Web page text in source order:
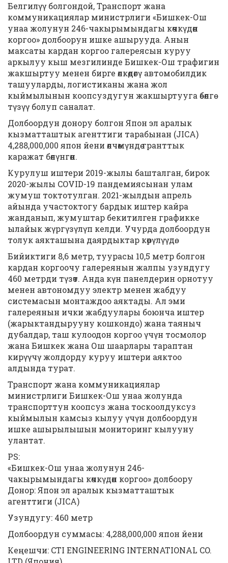
Белгилүү болгондой, Транспорт жана
коммуникациялар министрлиги «Бишкек-Ош
унаа жолунун 246-чакырымындагы көчкүдөн
коргоо» долбоорун ишке ашырууда. Анын
максаты кардан коргоо галереясын куруу
аркылуу кыш мезгилинде Бишкек-Ош трафигин
жакшыртуу менен бирге өлкөдөгү автомобилдик
ташууларды, логистиканы жана жол
кыймылынын коопсуздугун жакшыртууга өбөлгө
түзүү болуп саналат.
Долбоордун донору болгон Япон эл аралык
кызматташтык агенттиги тарабынан (JICA)
4,288,000,000 япон йени өлчөмүндө гранттык
каражат бөлүнгөн.
Курулуш иштери 2019-жылы башталган, бирок
2020-жылы COVID-19 пандемиясынан улам
жумуш токтотулган. 2021-жылдын апрель
айында участоктогу бардык иштер кайра
жанданып, жумуштар бекитилген графикке
ылайык жүргүзүлүп келди. Учурда долбоордун
толук аякташына даярдыктар көрүлүүдө.
Бийиктиги 8,6 метр, туурасы 10,5 метр болгон
кардан коргоочу галереянын жалпы узундугу
460 метрди түзөт. Анда күн панелдерин орнотуу
менен автономдуу электр менен жабдуу
системасын монтаждоо аяктады. Ал эми
галереянын ички жабдуулары боюнча иштер
(жарыктандырууну кошкондо) жана таяныч
дубалдар, таш кулоодон коргоо үчүн тосмолор
жана Бишкек жана Ош шаарлары тараптан
кирүүчү жолдорду куруу иштери аяктоо
алдында турат.
Транспорт жана коммуникациялар
министрлиги Бишкек-Ош унаа жолунда
транспорттун коопсуз жана тоскоолдуксуз
кыймылын камсыз кылуу үчүн долбоордун
ишке ашырылышын мониторинг кылууну
улантат.
PS:
«Бишкек-Ош унаа жолунун 246-
чакырымындагы көчкүдөн коргоо» долбоору
Донор: Япон эл аралык кызматташтык
агенттиги (JICA)
Узундугу: 460 метр
Долбоордун суммасы: 4,288,000,000 япон йени
Кеңешчи: CTI ENGINEERING INTERNATIONAL CO.